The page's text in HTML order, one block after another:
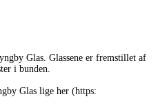
Glas. Glassene er fremstillet af
i bunden.
Glas lige her (https: